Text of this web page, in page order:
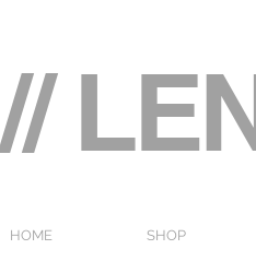
//
HOME SHOP